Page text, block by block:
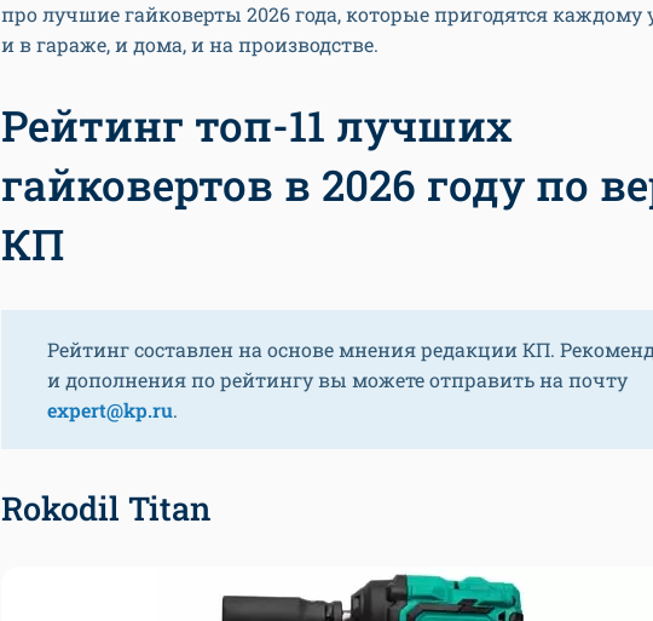
про лучшие гайковерты 2026 года, которые пригодятся каждому
и в гараже, и дома, и на производстве.
Рейтинг топ-11 лучших
гайковертов в 2026 году по
КП
Рейтинг составлен на основе мнения редакции КП.
и дополнения по рейтингу вы можете отправить на почту
expert@kp.ru.
Rokodil Titan